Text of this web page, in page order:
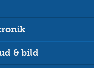
& bild